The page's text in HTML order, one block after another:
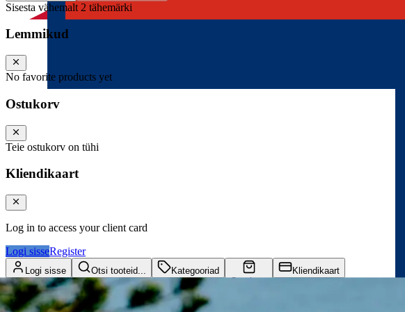
Sisesta vähemalt 2 tähemärki
Lemmikud
No favorite products yet
Ostukorv
Teie ostukorv on tühi
Kliendikaart
Log in to access your client card
Logi sisseRegister
Logi sisse Otsi tooteid...
Kategooriad
Ostukorv
Kliendikaart